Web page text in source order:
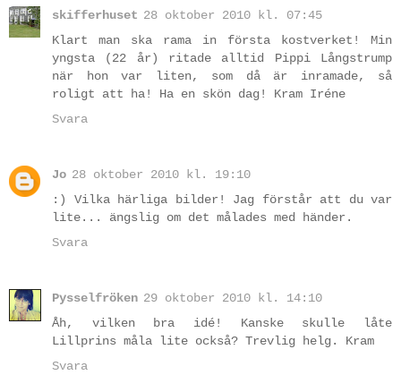
skifferhuset 28 oktober 2010 kl. 07:45
Klart man ska rama in första kostverket! Min
yngsta (22 år) ritade alltid Pippi Långstrump
när hon var liten, som då är inramade, så
roligt att ha! Ha en skön dag! Kram Iréne
Svara
Jo 28 oktober 2010 kl. 19:10
:) Vilka härliga bilder! Jag förstår att du var
lite... ängslig om det målades med händer.
Svara
Pysselfröken 29 oktober 2010 kl. 14:10
Åh, vilken bra idé! Kanske skulle låte
Lillprins måla lite också? Trevlig helg. Kram
Svara